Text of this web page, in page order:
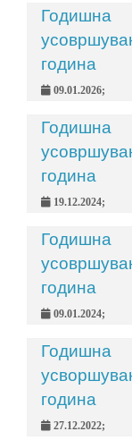
година
09.01.2026;
година
19.12.2024;
година
09.01.2024;
година
27.12.2022;